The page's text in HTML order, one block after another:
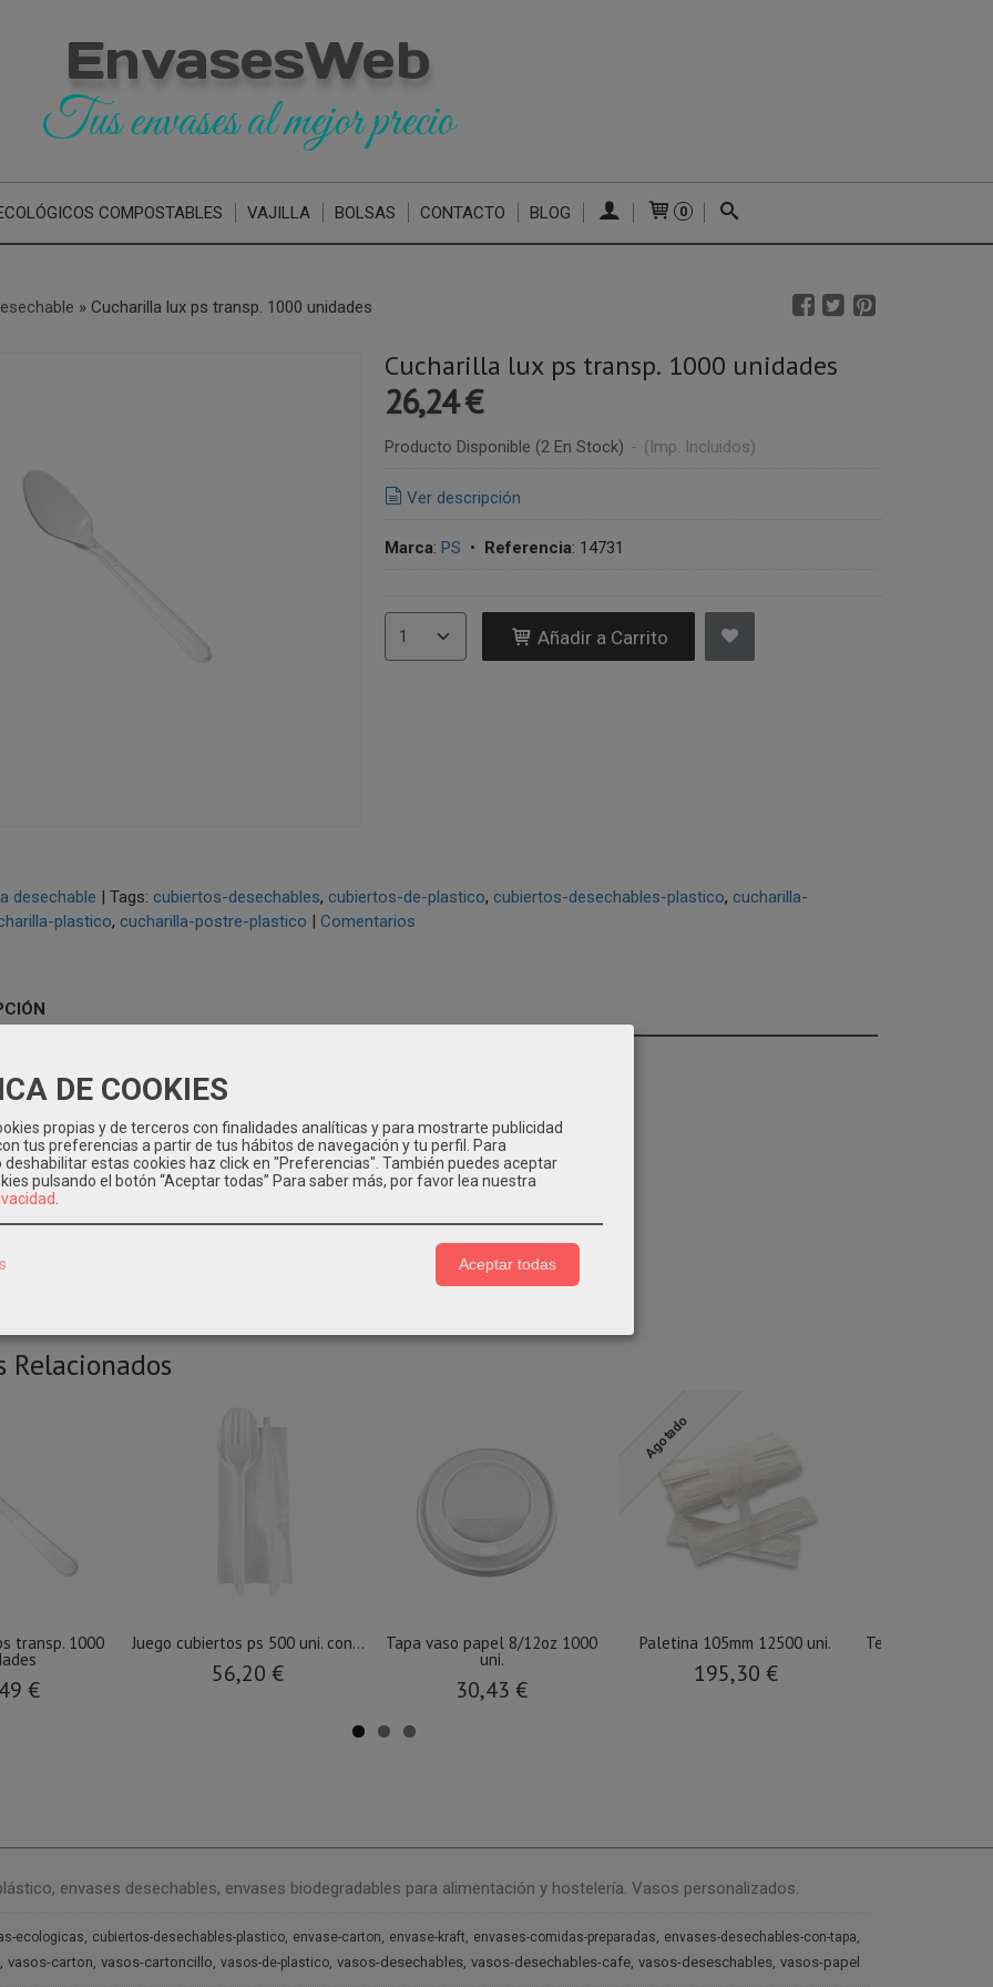
EnvasesWeb
Tus envases al mejor precio
COMPOSTABLES VAJILLA BOLSAS CONTACTO BLOG 0
» Cucharilla lux ps transp. 1000 unidades
Cucharilla lux ps transp. 1000 unidades
26,24 €
Producto Disponible (2 En Stock) - (Imp. Incluidos)
Ver descripción
Marca: PS • Referencia: 14731
Añadir a Carrito
desechable | Tags: cubiertos-desechables cubiertos-de-plastico cubiertos-desechables-plastico cucharilla-
plastico cucharilla-postre-plastico | Comentarios
10 paquetes de 100 unidades.
Deposítalo en el contenedor amarillo para su reciclaje.
Relacionados
transp. 1000
€
Juego cubiertos ps 500 uni. con...
56,20 €
Tapa vaso papel 8/12oz 1000
uni.
30,43 €
Agotado
Paletina 105mm 12500 uni.
195,30 €
Tenedor pincho
envases desechables, envases biodegradables para alimentación y hostelería. Vasos personalizados.
ecologicas cubiertos-desechables-plastico envase-carton envase-kraft envases-comidas-preparadas
envases-desechables-con-tapa
vasos-carton vasos-cartoncillo vasos-de-plastico vasos-desechables vasos-desechables-cafe vasos-deseschables vasos-papel
DE COOKIES
propias y de terceros con finalidades analíticas y para mostrarte publicidad
tus preferencias a partir de tus hábitos de navegación y tu perfil. Para
estas cookies haz click en "Preferencias". También puedes aceptar
pulsando el botón “Aceptar todas” Para saber más, por favor lea nuestra
Aceptar todas